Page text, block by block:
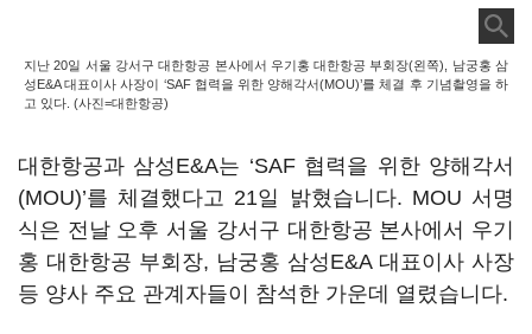
지난 20일 서울 강서구 대한항공 본사에서 우기홍 대한항공 부회장(왼쪽), 남궁홍 삼
성E&A 대표이사 사장이 ‘SAF 협력을 위한 양해각서(MOU)’를 체결 후 기념촬영을 하
고 있다. (사진=대한항공)
대한항공과 삼성E&A는 ‘SAF 협력을 위한 양해각서
(MOU)’를 체결했다고 21일 밝혔습니다. MOU 서명
식은 전날 오후 서울 강서구 대한항공 본사에서 우기
홍 대한항공 부회장, 남궁홍 삼성E&A 대표이사 사장
등 양사 주요 관계자들이 참석한 가운데 열렸습니다.